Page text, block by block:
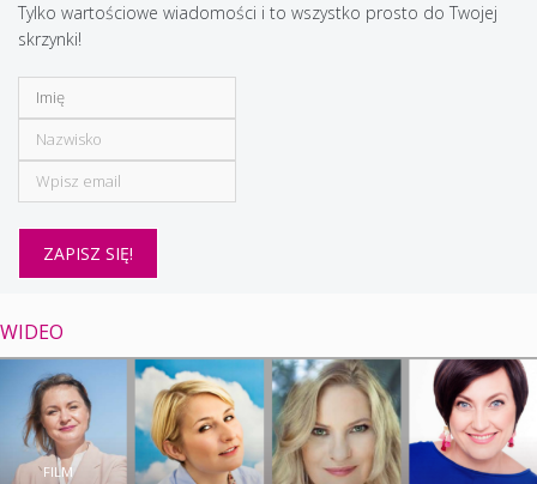
Tylko wartościowe wiadomości i to wszystko prosto do Twojej
skrzynki!
WIDEO
FILM